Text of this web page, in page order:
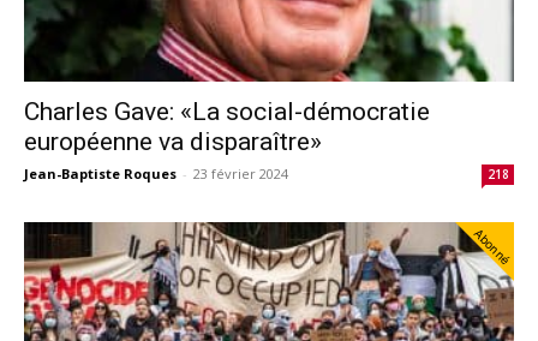
Charles Gave: «La social-démocratie
européenne va disparaître»
Jean-Baptiste Roques - 23 février 2024 218
Abonné